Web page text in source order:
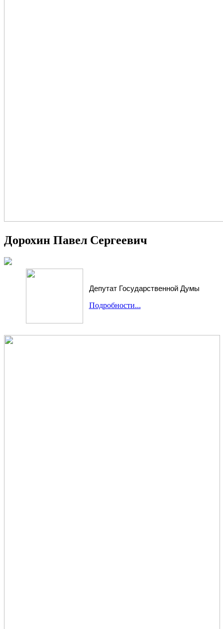
Дорохин Павел Сергеевич
Депутат Государственной Думы
Подробности...